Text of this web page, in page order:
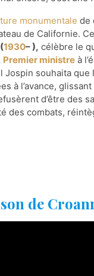
monumentale de
de Californie.
1930– ), célèbre le
Premier ministreà
Jospin souhaita que
à l’avance,
d’être des
des combats,
de